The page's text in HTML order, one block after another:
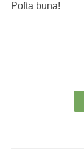
Pofta buna!